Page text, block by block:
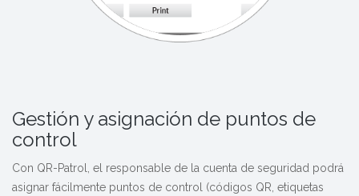
Gestión y asignación de puntos de
control
Con QR-Patrol, el responsable de la cuenta de seguridad podrá
asignar fácilmente puntos de control (códigos QR, etiquetas